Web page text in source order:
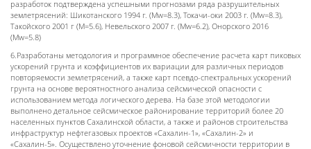
разработок подтверждена успешными прогнозами ряда разрушительных
землетрясений: Шикотанского 1994 г. (Mw=8.3), Токачи-оки 2003 г. (Mw=8.3),
Такойского 2001 г (M=5.6), Невельского 2007 г. (Mw=6.2), Онорского 2016
(Mw=5.8)
6.Разработаны методология и программное обеспечение расчета карт пиковых
ускорений грунта и коэффициентов их вариации для различных периодов
повторяемости землетрясений, а также карт псевдо-спектральных ускорений
грунта на основе вероятностного анализа сейсмической опасности с
использованием метода логического дерева. На базе этой методологии
выполнено детальное сейсмическое районирование территорий более 20
населенных пунктов Сахалинской области, а также и районов строительства
инфраструктур нефтегазовых проектов «Сахалин-1», «Сахалин-2» и
«Сахалин-5». Осуществлено уточнение фоновой сейсмичности территории в